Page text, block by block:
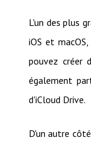
L'un des plus
iOS et
pouvez créer
également
d'iCloud Drive.
D'un autre